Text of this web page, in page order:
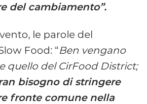
del cambiamento”.
le parole del
Food: “Ben vengano
quello del CirFood District;
bisogno di stringere
fronte comune nella